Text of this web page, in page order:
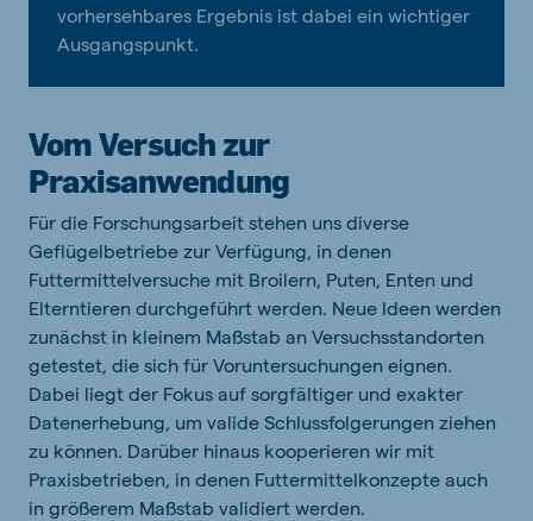
vorhersehbares Ergebnis ist dabei ein wichtiger
Ausgangspunkt.
Vom Versuch zur
Praxisanwendung
Für die Forschungsarbeit stehen uns diverse
Geflügelbetriebe zur Verfügung, in denen
Futtermittelversuche mit Broilern, Puten, Enten und
Elterntieren durchgeführt werden. Neue Ideen werden
zunächst in kleinem Maßstab an Versuchsstandorten
getestet, die sich für Voruntersuchungen eignen.
Dabei liegt der Fokus auf sorgfältiger und exakter
Datenerhebung, um valide Schlussfolgerungen ziehen
zu können. Darüber hinaus kooperieren wir mit
Praxisbetrieben, in denen Futtermittelkonzepte auch
in größerem Maßstab validiert werden.